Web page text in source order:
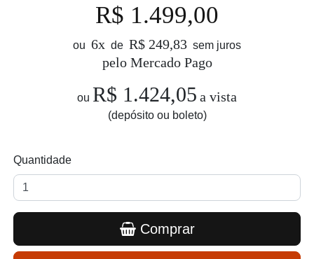
R$ 1.499,00
ou 6x de R$ 249,83 sem juros
pelo Mercado Pago
ou R$ 1.424,05 a vista
(depósito ou boleto)
Quantidade
Comprar